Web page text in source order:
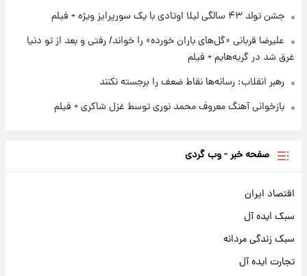
جشن تولد ۴۳ سالگی لیلا اوتادی با یک سورپرایز ویژه + فیلم
علیرضا قربانی «گل‌های باران خورده» را خواند/ رفتی و بعد از تو دنیا
غرق شد در گریه‌هایم + فیلم
رهبر انقلاب: رسانه‌ها نقاط ضعف را برجسته نکنند
بازخوانی آهنگ معروف محمد نوری توسط غزل شاکری + فیلم
صفحه خبر - وب گردی
اقتصاد ایران
سبک ایده آل
سبک زندگی مردانه
تجارت ایده آل